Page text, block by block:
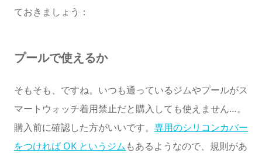
ておきましょう：
プールで使えるか
そもそも、ですね。いつも通っているジムやプールがス
マートウォッチ着用禁止だと購入しても使えません…。
購入前に確認した方がいいです。 専用のシリコンカバー
をつければ OK というジムもあるようなので、規則があ